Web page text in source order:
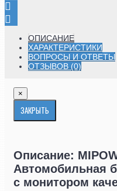
ОПИСАНИЕ
ХАРАКТЕРИСТИКИ
ВОПРОСЫ И ОТВЕТЫ
ОТЗЫВОВ (0)
×
ЗАКРЫТЬ
Описание:
Автомобильная
с монитором